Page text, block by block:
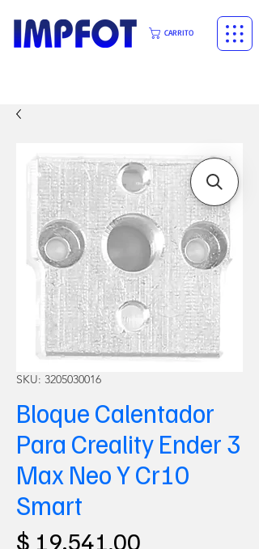
CARRITO
SKU: 3205030016
Bloque Calentador
Para Creality Ender 3
Max Neo Y Cr10
Smart
$ 19.541,00